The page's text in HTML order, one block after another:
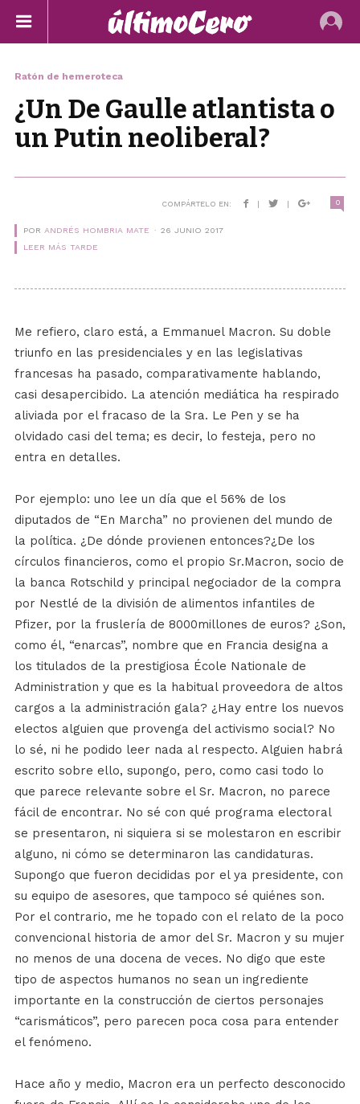
Ratón de hemeroteca
¿Un De Gaulle atlantista o
un Putin neoliberal?
COMPÁRTELO EN: | | 0
POR ANDRÉS HOMBRIA MATE
26 JUNIO 2017
LEER MÁS TARDE
Me refiero, claro está, a Emmanuel Macron. Su doble
triunfo en las presidenciales y en las legislativas
francesas ha pasado, comparativamente hablando,
casi desapercibido. La atención mediática ha respirado
aliviada por el fracaso de la Sra. Le Pen y se ha
olvidado casi del tema; es decir, lo festeja, pero no
entra en detalles.
Por ejemplo: uno lee un día que el 56% de los
diputados de “En Marcha” no provienen del mundo de
la política. ¿De dónde provienen entonces?¿De los
círculos financieros, como el propio Sr.Macron, socio de
la banca Rotschild y principal negociador de la compra
por Nestlé de la división de alimentos infantiles de
Pfizer, por la fruslería de 8000millones de euros? ¿Son,
como él, “enarcas”, nombre que en Francia designa a
los titulados de la prestigiosa École Nationale de
Administration y que es la habitual proveedora de altos
cargos a la administración gala? ¿Hay entre los nuevos
electos alguien que provenga del activismo social? No
lo sé, ni he podido leer nada al respecto. Alguien habrá
escrito sobre ello, supongo, pero, como casi todo lo
que parece relevante sobre el Sr. Macron, no parece
fácil de encontrar. No sé con qué programa electoral
se presentaron, ni siquiera si se molestaron en escribir
alguno, ni cómo se determinaron las candidaturas.
Supongo que fueron decididas por el ya presidente, con
su equipo de asesores, que tampoco sé quiénes son.
Por el contrario, me he topado con el relato de la poco
convencional historia de amor del Sr. Macron y su mujer
no menos de una docena de veces. No digo que este
tipo de aspectos humanos no sean un ingrediente
importante en la construcción de ciertos personajes
“carismáticos”, pero parecen poca cosa para entender
el fenómeno.
Hace año y medio, Macron era un perfecto desconocido